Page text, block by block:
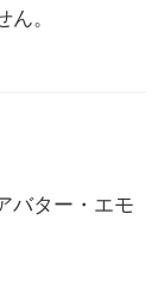
。
バター・エモ